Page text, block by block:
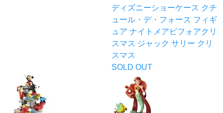
ディズニーショーケース クチ
ュール・デ・フォース フィギ
ュア ナイトメアビフォアクリ
スマス ジャック サリー クリ
スマス
SOLD OUT